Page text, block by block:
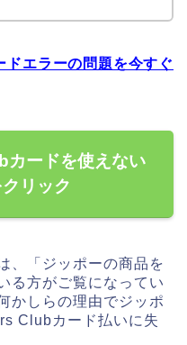
エラーの問題を今すぐ
ードを使えない
リック
、「ジッポーの商品を
る方がご覧になってい
かしらの理由でジッポ
Clubカード払いに失